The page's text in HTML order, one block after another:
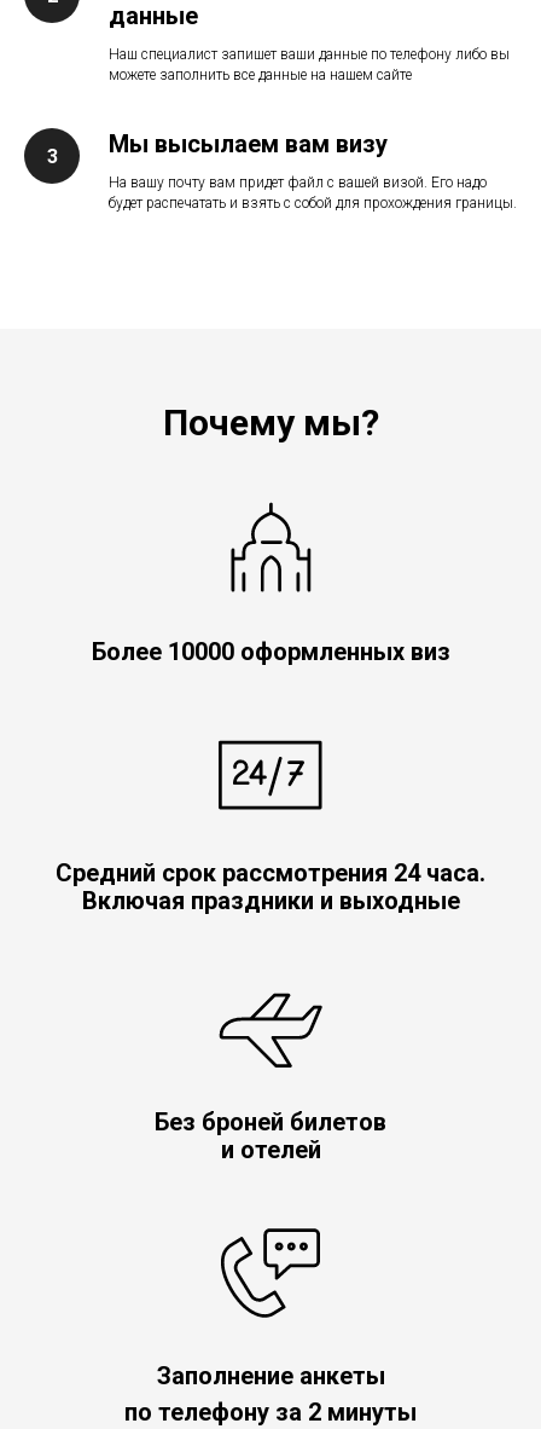
данные
Наш специалист запишет ваши данные по телефону либо вы
можете заполнить все данные на нашем сайте
3 Мы высылаем вам визу
На вашу почту вам придет файл с вашей визой. Его надо
будет распечатать и взять с собой для прохождения границы.
Почему мы?
Более 10000 оформленных виз
Средний срок рассмотрения 24 часа.
Включая праздники и выходные
Без броней билетов
и отелей
Заполнение анкеты
по телефону за 2 минуты